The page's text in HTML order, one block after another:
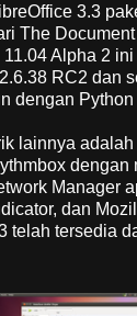
3.3
The
Alpha 2
RC2 dan
dengan Python
lainnya
dengan
Manager
dan
telah tersedia